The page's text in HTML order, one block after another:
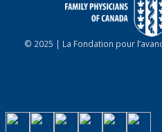
© 2025 | La Fondation pour